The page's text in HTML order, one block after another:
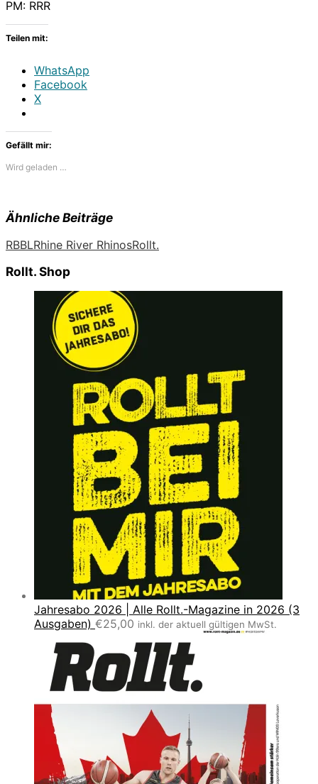
PM: RRR
Teilen mit:
WhatsApp
Facebook
X
Gefällt mir:
Wird geladen …
Ähnliche Beiträge
RBBLRhine River RhinosRollt.
Rollt. Shop
Jahresabo 2026 | Alle Rollt.-Magazine in 2026 (3
Ausgaben) €25,00 inkl. der aktuell gültigen MwSt.